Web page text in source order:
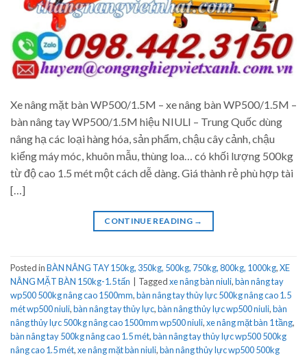
Xe nâng mặt bàn WP500/1.5M – xe nâng bàn WP500/1.5M –
bàn nâng tay WP500/1.5M hiệu NIULI – Trung Quốc dùng
nâng hạ các loại hàng hóa, sản phẩm, chậu cây cảnh, chậu
kiểng máy móc, khuôn mẫu, thùng loa… có khối lượng 500kg
từ độ cao 1.5 mét một cách dễ dàng. Giá thành rẻ phù hợp tài
[…]
CONTINUE READING →
Posted inBÀN NÂNG TAY 150kg, 350kg, 500kg, 750kg, 800kg, 1000kg,XE
NÂNG MẶT BÀN 150kg-1.5 tấn
Taggedxe nâng bàn niuli,bàn nâng tay
wp500 500kg nâng cao 1500mm,bàn nâng tay thủy lực 500kg nâng cao 1.5
mét wp500 niuli,bàn nâng tay thủy lực,bàn nâng thủy lực wp500 niuli,bàn
nâng thủy lực 500kg nâng cao 1500mm wp500 niuli,xe nâng mặt bàn 1 tầng,
bàn nâng tay 500kg nâng cao 1.5 mét,bàn nâng tay thủy lực wp500 500kg
nâng cao 1.5 mét,xe nâng mặt bàn niuli,bàn nâng thủy lực wp500 500kg